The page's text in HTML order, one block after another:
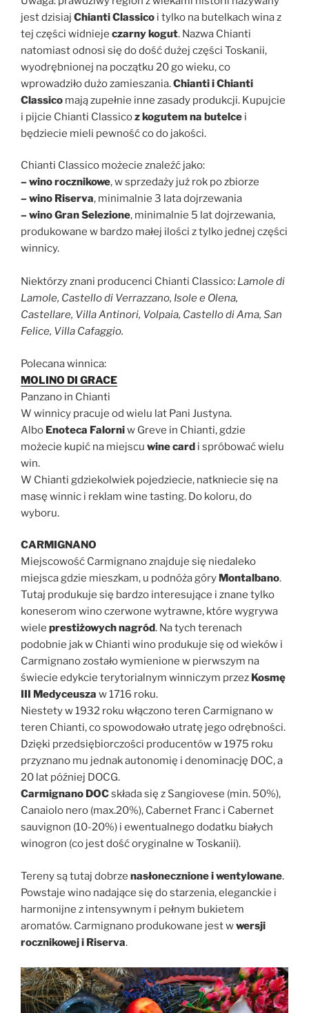
jest dzisiaj Chianti Classico i tylko na butelkach wina z
tej części widnieje czarny kogut. Nazwa Chianti
natomiast odnosi się do dość dużej części Toskanii,
wyodrębnionej na początku 20 go wieku, co
wprowadziło dużo zamieszania.Chianti i Chianti
Classico mają zupełnie inne zasady produkcji. Kupujcie
i pijcie Chianti Classicoz kogutem na butelce i
będziecie mieli pewność co do jakości.
Chianti Classico możecie znaleźć jako:
– wino rocznikowe, w sprzedaży już rok po zbiorze
– wino Riserva, minimalnie 3 lata dojrzewania
– wino Gran Selezione, minimalnie 5 lat dojrzewania,
produkowane w bardzo małej ilości z tylko jednej części
winnicy.
Niektórzy znani producenci Chianti Classico: Lamole di
Lamole, Castello di Verrazzano, Isole e Olena,
Castellare, Villa Antinori, Volpaia, Castello di Ama, San
Felice, Villa Cafaggio.
Polecana winnica:
MOLINO DI GRACE
Panzano in Chianti
W winnicy pracuje od wielu lat Pani Justyna.
Albo Enoteca Falorniw Greve in Chianti, gdzie
możecie kupić na miejscu wine card i spróbować wielu
win.
W Chianti gdziekolwiek pojedziecie, natkniecie się na
masę winnic i reklam wine tasting. Do koloru, do
wyboru.
CARMIGNANO
Miejscowość Carmignano znajduje się niedaleko
miejsca gdzie mieszkam, u podnóża góry Montalbano.
Tutaj produkuje się bardzo interesujące i znane tylko
koneserom wino czerwone wytrawne, które wygrywa
wiele prestiżowych nagród. Na tych terenach
podobnie jak w Chianti wino produkuje się od wieków i
Carmignano zostało wymienione w pierwszym na
świecie edykcie terytorialnym winniczym przez Kosmę
III Medyceusza w 1716 roku.
Niestety w 1932 roku włączono teren Carmignano w
teren Chianti, co spowodowało utratę jego odrębności.
Dzięki przedsiębiorczości producentów w 1975 roku
przyznano mu jednak autonomię i denominację DOC, a
20 lat później DOCG.
Carmignano DOCskłada się z Sangiovese (min. 50%),
Canaiolo nero (max.20%), Cabernet Franc i Cabernet
sauvignon (10-20%) i ewentualnego dodatku białych
winogron (co jest dość oryginalne w Toskanii).
Tereny są tutaj dobrze nasłonecznione i wentylowane.
Powstaje wino nadające się do starzenia, eleganckie i
harmonijne z intensywnym i pełnym bukietem
aromatów. Carmignano produkowane jest wwersji
rocznikowej i Riserva.